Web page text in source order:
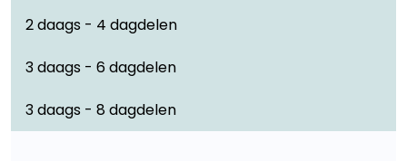
2 daags - 4 dagdelen
3 daags - 6 dagdelen
3 daags - 8 dagdelen